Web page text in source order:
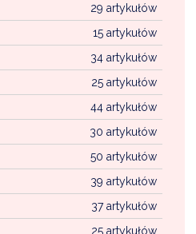
29 artykułów
15 artykułów
34 artykułów
25 artykułów
44 artykułów
30 artykułów
50 artykułów
39 artykułów
37 artykułów
25 artykułów